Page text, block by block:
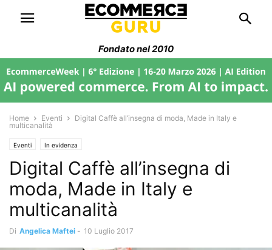
Fondato nel 2010
Home Eventi
Digital Caffè all’insegna di moda, Made in Italy e
multicanalità
Eventi In evidenza
Digital Caffè all’insegna di
moda, Made in Italy e
multicanalità
Di Angelica Maftei - 10 Luglio 2017